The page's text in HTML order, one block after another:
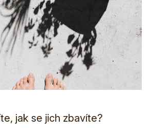
jak se jich zbavíte?